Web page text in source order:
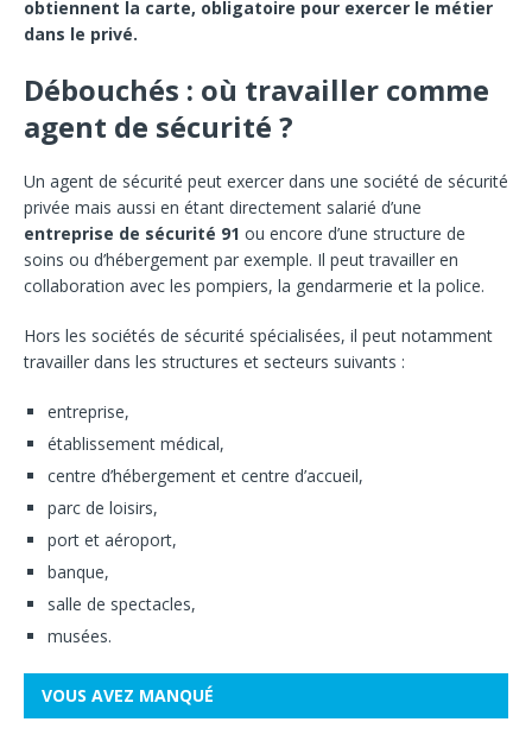
obtiennent la carte, obligatoire pour exercer le métier
dans le privé.
Débouchés : où travailler comme
agent de sécurité ?
Un agent de sécurité peut exercer dans une société de sécurité
privée mais aussi en étant directement salarié d’une
entreprise de sécurité 91 ou encore d’une structure de
soins ou d’hébergement par exemple. Il peut travailler en
collaboration avec les pompiers, la gendarmerie et la police.
Hors les sociétés de sécurité spécialisées, il peut notamment
travailler dans les structures et secteurs suivants :
entreprise,
établissement médical,
centre d’hébergement et centre d’accueil,
parc de loisirs,
port et aéroport,
banque,
salle de spectacles,
musées.
VOUS AVEZ MANQUÉ